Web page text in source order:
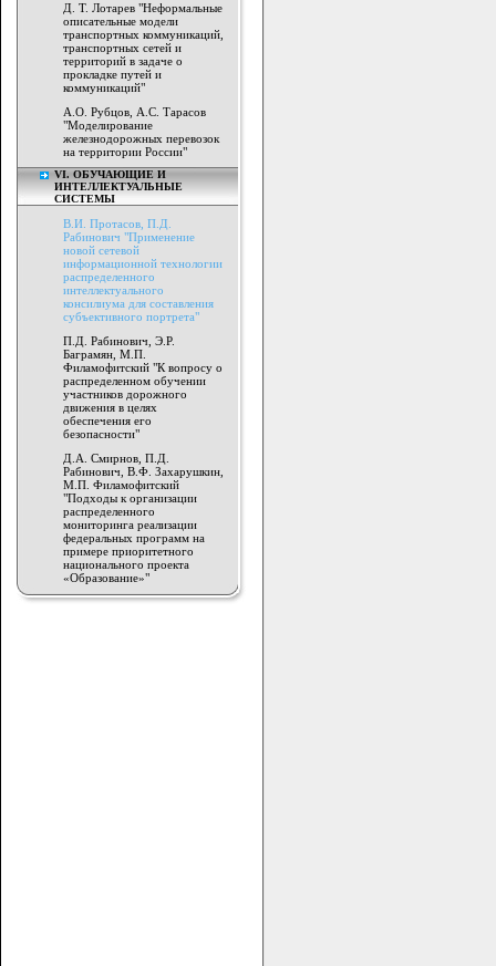
Д. Т. Лотарев "Неформальные
описательные модели
транспортных коммуникаций,
транспортных сетей и
территорий в задаче о
прокладке путей и
коммуникаций"
А.О. Рубцов, А.С. Тарасов
"Моделирование
железнодорожных перевозок
на территории России"
VI. ОБУЧАЮЩИЕ И
ИНТЕЛЛЕКТУАЛЬНЫЕ
СИСТЕМЫ
В.И. Протасов, П.Д.
Рабинович "Применение
новой сетевой
информационной технологии
распределенного
интеллектуального
консилиума для составления
субъективного портрета"
П.Д. Рабинович, Э.Р.
Баграмян, М.П.
Филамофитский "К вопросу о
распределенном обучении
участников дорожного
движения в целях
обеспечения его
безопасности"
Д.А. Смирнов, П.Д.
Рабинович, В.Ф. Захарушкин,
М.П. Филамофитский
"Подходы к организации
распределенного
мониторинга реализации
федеральных программ на
примере приоритетного
национального проекта
«Образование»"